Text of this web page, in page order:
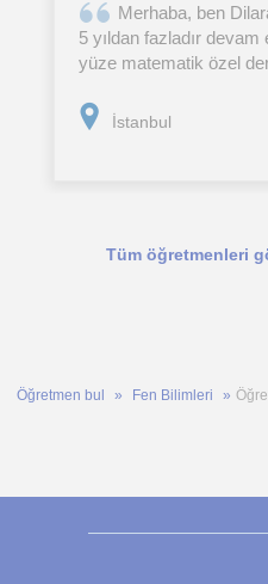
Merhaba, ben
5 yıldan fazladır
yüze matematik özel
özel ders tecrübelerimin
İstanbul
Tüm öğretmenleri
Öğretmen bul Fen Bilimleri